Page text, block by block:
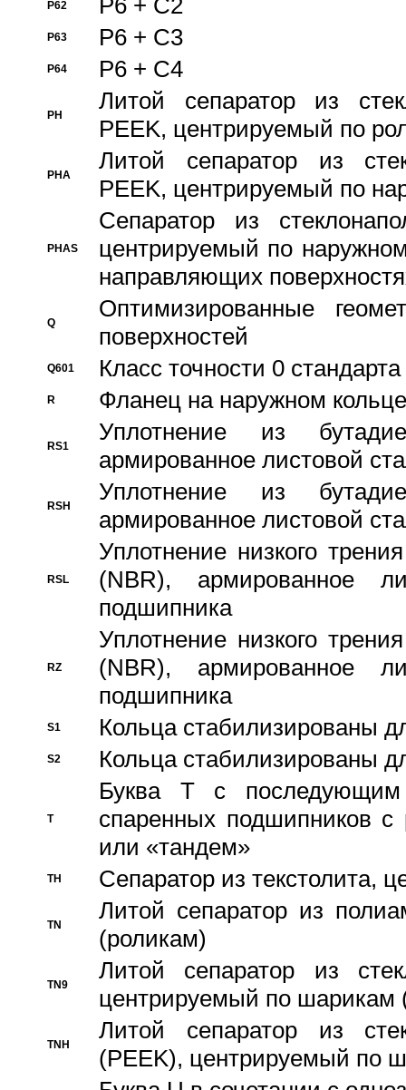
P62 P6 + C2
P63 P6 + C3
P64 P6 + C4
PH
Литой сепаратор из
PEEK, центрируемый по
PHA
Литой сепаратор из
PEEK, центрируемый по
PHAS
Сепаратор из
центрируемый по
направляющих
Q
Оптимизированные
поверхностей
Q601 Класс точности 0
R Фланец на наружном кольце
RS1
Уплотнение из
армированное листовой
RSH
Уплотнение из
армированное листовой
RSL
Уплотнение низкого
(NBR), армированное
подшипника
RZ
Уплотнение низкого
(NBR), армированное
подшипника
S1 Кольца стабилизированы
S2 Кольца стабилизированы
T
Буква T с
спаренных подшипников
или «тандем»
TH Сепаратор из текстолита,
TN
Литой сепаратор из
(роликам)
TN9
Литой сепаратор из
центрируемый по шарикам
TNH
Литой сепаратор из
(PEEK), центрируемый по